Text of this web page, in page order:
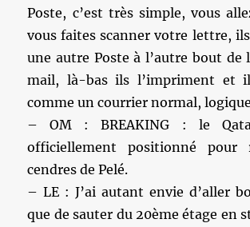
Poste, c’est très simple, vous
vous faites scanner votre lettre,
une autre Poste à l’autre bout de
mail, là-bas ils l’impriment et
comme un courrier normal,
– OM : BREAKING : le
officiellement positionné pour
cendres de Pelé.
– LE : J’ai autant envie d’aller
que de sauter du 20ème étage en